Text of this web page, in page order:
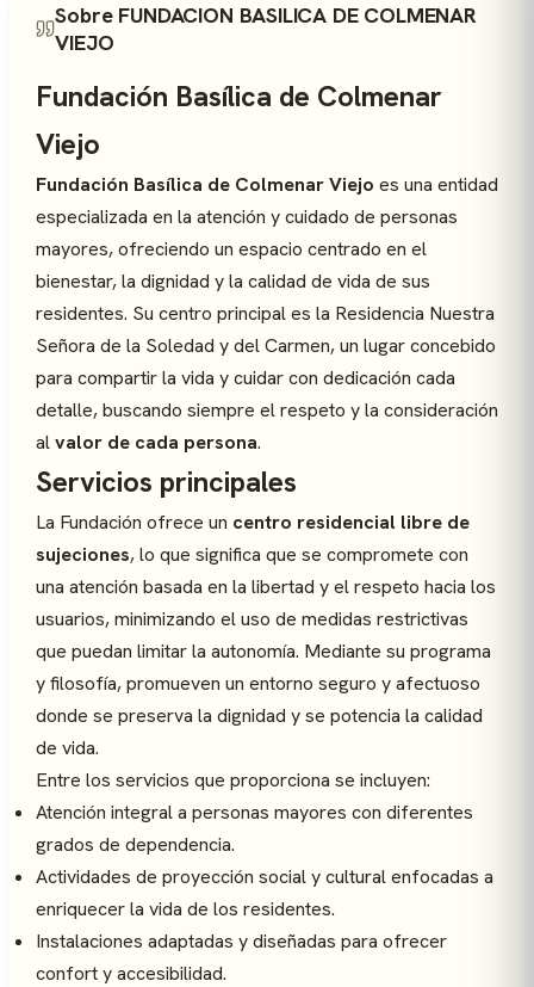
Sobre FUNDACION BASILICA DE COLMENAR
VIEJO
Fundación Basílica de Colmenar
Viejo
Fundación Basílica de Colmenar Viejo es una entidad
especializada en la atención y cuidado de personas
mayores, ofreciendo un espacio centrado en el
bienestar, la dignidad y la calidad de vida de sus
residentes. Su centro principal es la Residencia Nuestra
Señora de la Soledad y del Carmen, un lugar concebido
para compartir la vida y cuidar con dedicación cada
detalle, buscando siempre el respeto y la consideración
alvalor de cada persona.
Servicios principales
La Fundación ofrece un centro residencial libre de
sujeciones, lo que significa que se compromete con
una atención basada en la libertad y el respeto hacia los
usuarios, minimizando el uso de medidas restrictivas
que puedan limitar la autonomía. Mediante su programa
y filosofía, promueven un entorno seguro y afectuoso
donde se preserva la dignidad y se potencia la calidad
de vida.
Entre los servicios que proporciona se incluyen:
Atención integral a personas mayores con diferentes
grados de dependencia.
Actividades de proyección social y cultural enfocadas a
enriquecer la vida de los residentes.
Instalaciones adaptadas y diseñadas para ofrecer
confort y accesibilidad.